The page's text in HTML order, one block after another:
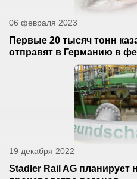
06 февраля 2023
Первые 20 тысяч тонн
отправят в Германию в
19 декабря 2022
Stadler Rail AG планирует